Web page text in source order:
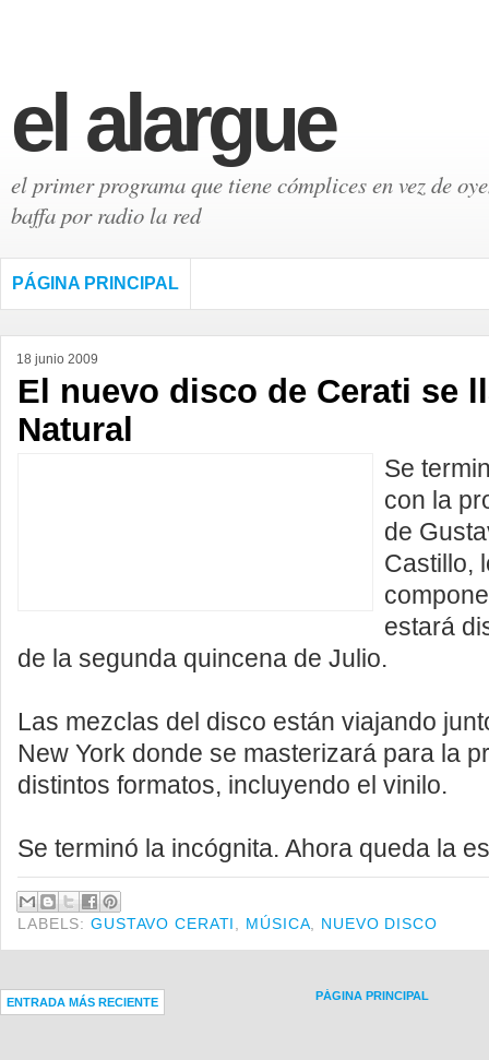
el alargue
el primer programa que tiene cómplices en vez de
baffa por radio la red
PÁGINA PRINCIPAL
18 junio 2009
El nuevo disco de Cerati se
Natural
Se
con la
de
Castillo,
estará
de la segunda quincena de Julio.
Las mezclas del disco están viajando
New York donde se masterizará para la
distintos formatos, incluyendo el vinilo.
Se terminó la incógnita. Ahora queda la
LABELS:GUSTAVO CERATI MÚSICA NUEVO DISCO
ENTRADA MÁS RECIENTE PÁGINA PRINCIPAL